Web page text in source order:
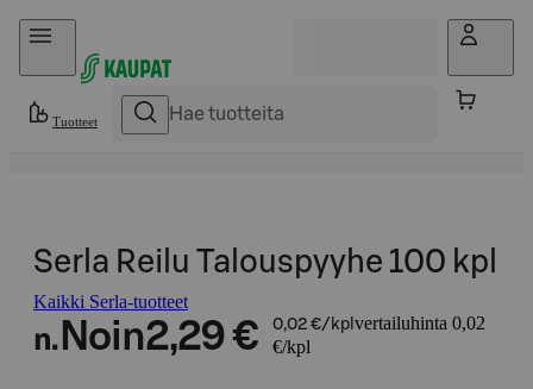
Hyppää sisältöön
Tuotteet
Serla Reilu Talouspyyhe 100 kpl
Kaikki Serla-tuotteet
n. Noin2,29 € 0,02 €/kpl vertailuhinta 0,02
€/kpl